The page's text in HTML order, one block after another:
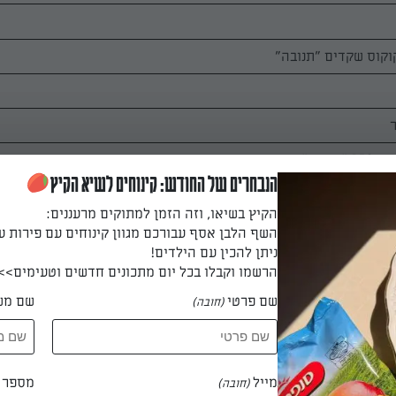
קורנפלור ומוסיפים למשקה החם. טורפים וממשיכים לבשל עד
הנבחרים של החודש: קינוחים לשיא הקיץ
הקיץ בשיאו, וזה הזמן למתוקים מרעננים:
השף הלבן אסף עבורכם מגוון קינוחים עם פירות
ניתן להכין עם הילדים!
הרשמו וקבלו בכל יום מתכונים חדשים
שם פרטי(חובה) שם
מייל(חובה) מספר